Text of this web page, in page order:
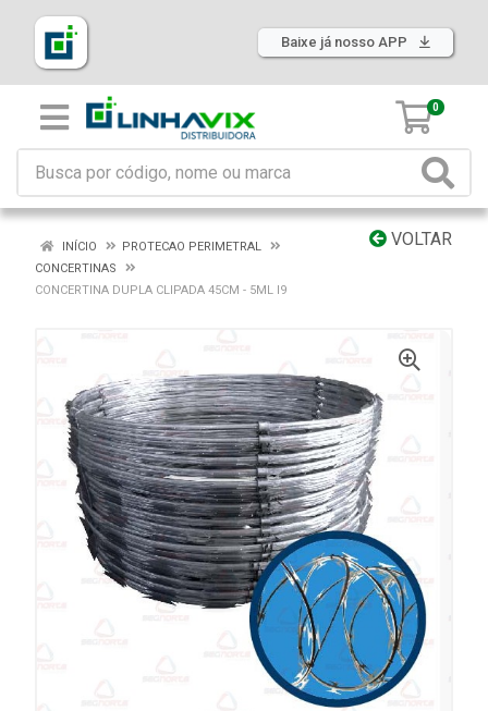
Baixe já nosso APP
0
VOLTAR
INÍCIO
PROTECAO PERIMETRAL
CONCERTINAS
CONCERTINA DUPLA CLIPADA 45CM - 5ML I9